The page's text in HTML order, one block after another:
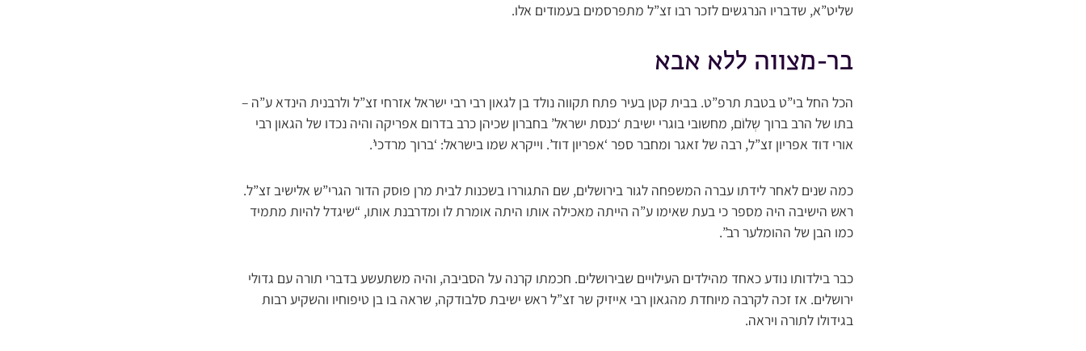
שליט”א, שדבריו הנרגשים לזכר רבו זצ”ל מתפרסמים בעמודים אלו.
בר-מצווה ללא אבא
הכל החל בי”ט בטבת תרפ”ט. בבית קטן בעיר פתח תקווה נולד בן לגאון רבי רבי ישראל אזרחי זצ”ל ולרבנית הינדא ע”ה –
בתו של הרב ברוך שְלוֹם, מחשובי בוגרי ישיבת ‘כנסת ישראל’ בחברון שכיהן כרב בדרום אפריקה והיה נכדו של הגאון רבי
אורי דוד אפריון זצ”ל, רבה של זאגר ומחבר ספר ‘אפריון דוד’. וייקרא שמו בישראל: ‘ברוך מרדכי’.
כמה שנים לאחר לידתו עברה המשפחה לגור בירושלים, שם התגוררו בשכנות לבית מרן פוסק הדור הגרי”ש אלישיב זצ”ל.
ראש הישיבה היה מספר כי בעת שאימו ע”ה הייתה מאכילה אותו היתה אומרת לו ומדרבנת אותו, “שיגדל להיות מתמיד
כמו הבן של ההומלער רב”.
כבר בילדותו נודע כאחד מהילדים העילויים שבירושלים. חכמתו קרנה על הסביבה, והיה משתעשע בדברי תורה עם גדולי
ירושלים. אז זכה לקרבה מיוחדת מהגאון רבי אייזיק שר זצ”ל ראש ישיבת סלבודקה, שראה בו בן טיפוחיו והשקיע רבות
בגידולו לתורה ויראה.